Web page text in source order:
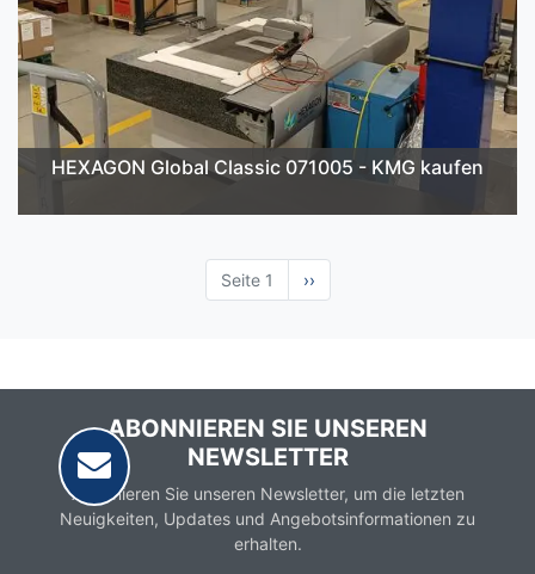
HEXAGON Global Classic 071005 - KMG kaufen
Seite 1
Nächste
Seite
››
ABONNIEREN SIE UNSEREN
NEWSLETTER
Abonnieren Sie unseren Newsletter, um die letzten
Neuigkeiten, Updates und Angebotsinformationen zu
erhalten.